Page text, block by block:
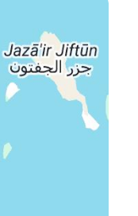
a transfery)
informácií v CK